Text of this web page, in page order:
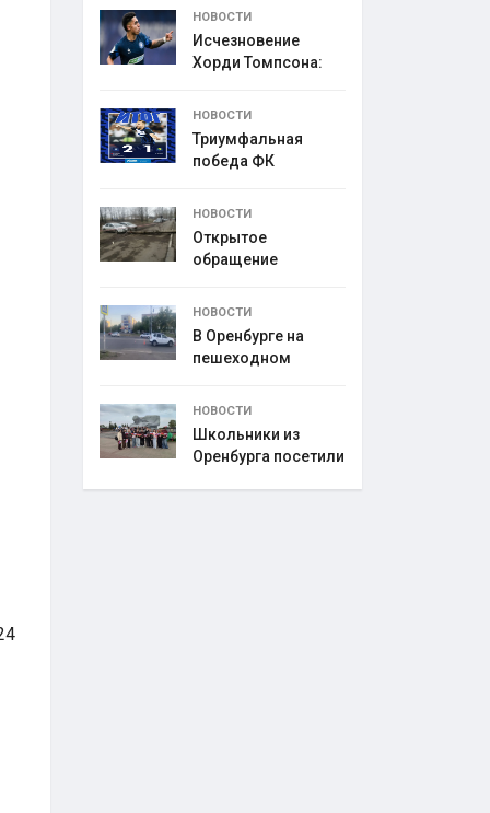
НОВОСТИ
Исчезновение
Хорди Томпсона:
НОВОСТИ
Триумфальная
победа ФК
НОВОСТИ
Открытое
обращение
НОВОСТИ
В Оренбурге на
пешеходном
НОВОСТИ
Школьники из
Оренбурга посетили